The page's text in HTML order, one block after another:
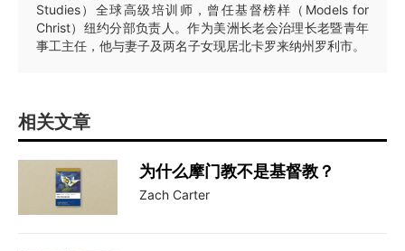
Studies）全球高级培训师，曾任基督榜样（Models for
Christ）纽约分部负责人。作为美洲长老会治理长老暨青年
事工主任，他与妻子及两名子女现居北卡罗来纳州罗利市。
相关文章
为什么摩门教不是基督教？
Zach Carter